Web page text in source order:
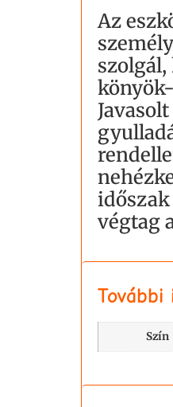
Az
végtag
További
Szín